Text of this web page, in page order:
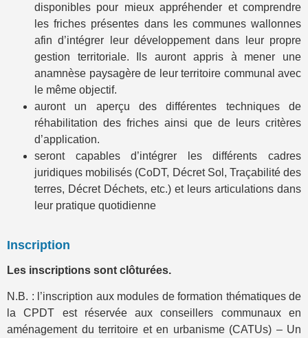
disponibles pour mieux appréhender et comprendre
les friches présentes dans les communes wallonnes
afin d’intégrer leur développement dans leur propre
gestion territoriale. Ils auront appris à mener une
anamnèse paysagère de leur territoire communal avec
le même objectif.
auront un aperçu des différentes techniques de
réhabilitation des friches ainsi que de leurs critères
d’application.
seront capables d’intégrer les différents cadres
juridiques mobilisés (CoDT, Décret Sol, Traçabilité des
terres, Décret Déchets, etc.) et leurs articulations dans
leur pratique quotidienne
Inscription
Les inscriptions sont clôturées.
N.B. : l’inscription aux modules de formation thématiques de
la CPDT est réservée aux conseillers communaux en
aménagement du territoire et en urbanisme (CATUs) – Un